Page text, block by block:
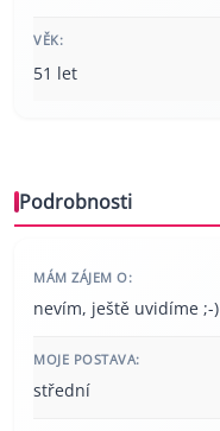
VĚK:
51 let
Podrobnosti
MÁM ZÁJEM O:
nevím, ještě uvidíme ;-)
MOJE POSTAVA:
střední